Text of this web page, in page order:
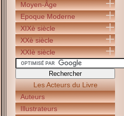
Moyen-Âge
Epoque Moderne
XIXè siècle
XXè siècle
XXIè siècle
Les Acteurs du Livre
Auteurs
Illustrateurs